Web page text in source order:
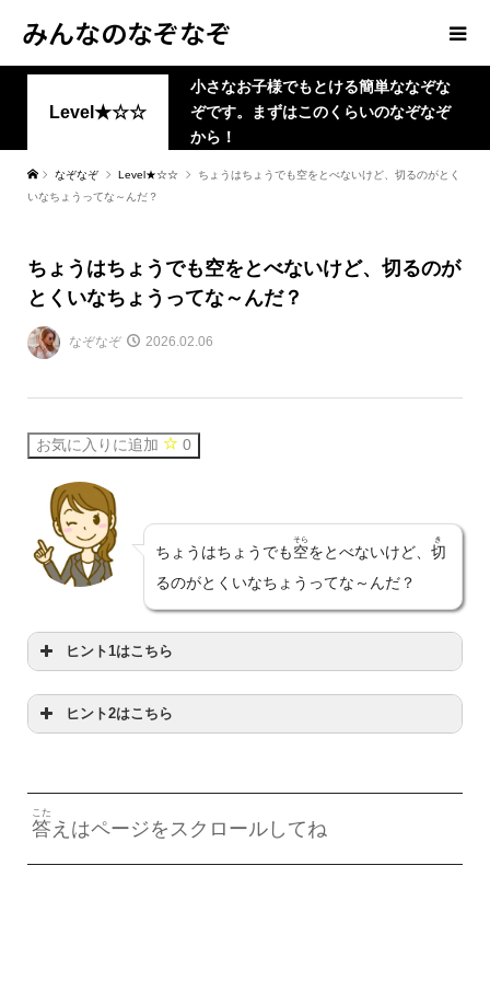
みんなのなぞなぞ
Level★☆☆
小さなお子様でもとける簡単ななぞな
ぞです。まずはこのくらいのなぞなぞ
から！
なぞなぞ Level★☆☆
ちょうはちょうでも空をとべないけど、切るのがとく
いなちょうってな～んだ？
ちょうはちょうでも空をとべないけど、切るのが
とくいなちょうってな～んだ？
なぞなぞ 2026.02.06
お気に入りに追加 0
ちょうはちょうでも空
そら
をとべないけど、 切
き
るのがとくいなちょうってな～んだ？
ヒント1はこちら
キッチンにあるよ
ヒント2はこちら
答
こた
えはページをスクロールしてね